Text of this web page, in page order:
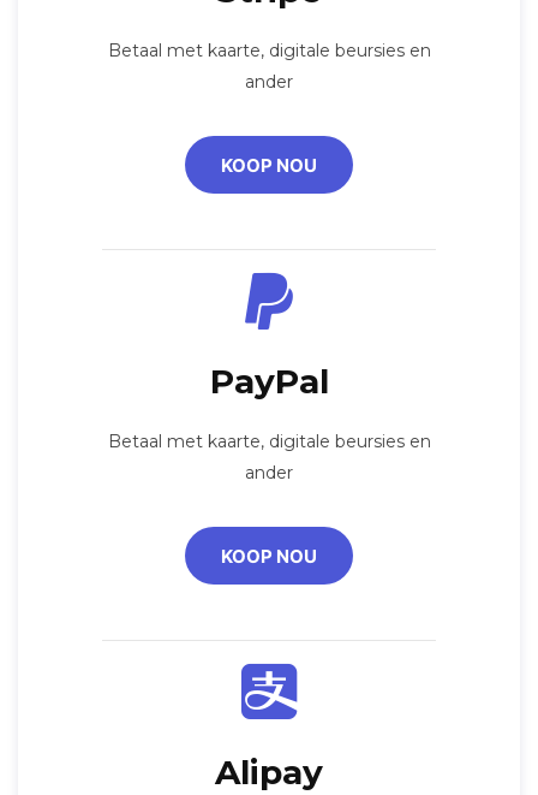
Betaal met kaarte, digitale beursies en
ander
KOOP NOU
PayPal
Betaal met kaarte, digitale beursies en
ander
KOOP NOU
Alipay